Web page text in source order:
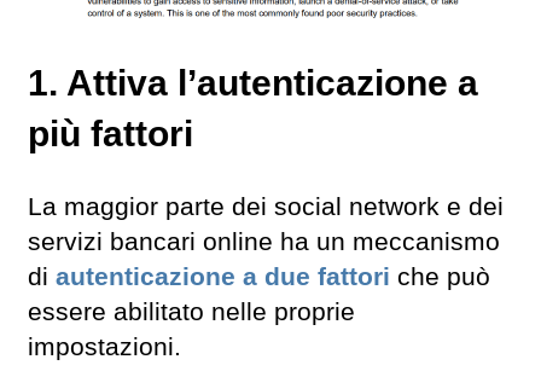
1. Attiva l’autenticazione a
più fattori
La maggior parte dei social network e dei
servizi bancari online ha un meccanismo
di autenticazione a due fattori che può
essere abilitato nelle proprie
impostazioni.